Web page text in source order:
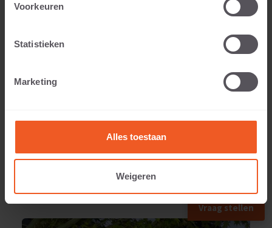
Voorkeuren
Statistieken
Marketing
Alles toestaan
Weigeren
Applicable to:
Weight:
Vraag stellen